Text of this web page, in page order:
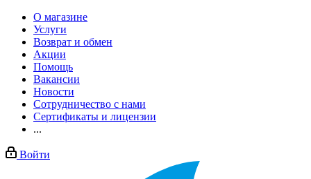
О магазине
Услуги
Возврат и обмен
Акции
Помощь
Вакансии
Новости
Сотрудничество с нами
Сертификаты и лицензии
...
Войти